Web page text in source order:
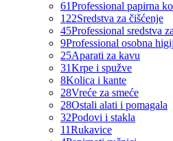
61Professional papirna
122Sredstva za čišćenje
45Professional sredstva
9Professional osobna
25Aparati za kavu
31Krpe i spužve
8Kolica i kante
28Vreće za smeće
28Ostali alati i pomagala
32Podovi i stakla
11Rukavice